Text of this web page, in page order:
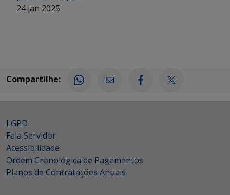
24 jan 2025
Compartilhe:
LGPD
Fala Servidor
Acessibilidade
Ordem Cronológica de Pagamentos
Planos de Contratações Anuais